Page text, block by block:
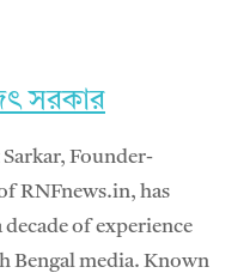
সরকার
Founder-
RNFnews.in, has
decade of experience
Bengal media. Known